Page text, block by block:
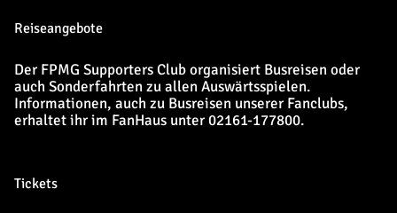
Reiseangebote
Der FPMG Supporters Club organisiert Busreisen oder
auch Sonderfahrten zu allen Auswärtsspielen.
Informationen, auch zu Busreisen unserer Fanclubs,
erhaltet ihr im FanHaus unter 02161-177800.
Tickets